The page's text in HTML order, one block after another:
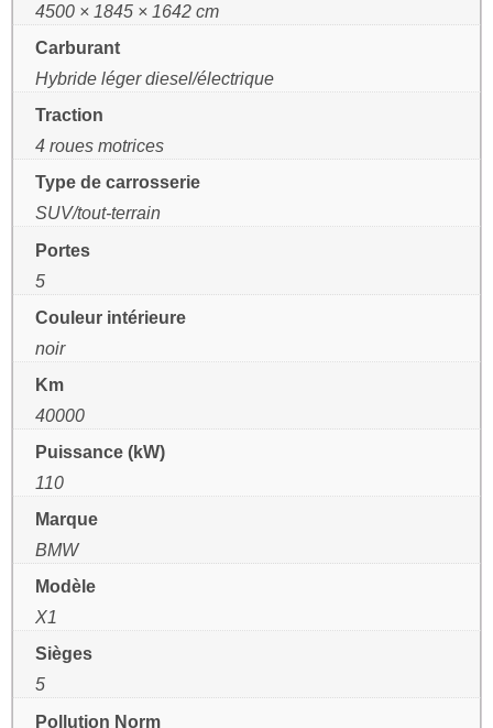
4500 × 1845 × 1642 cm
Carburant
Hybride léger diesel/électrique
Traction
4 roues motrices
Type de carrosserie
SUV/tout-terrain
Portes
5
Couleur intérieure
noir
Km
40000
Puissance (kW)
110
Marque
BMW
Modèle
X1
Sièges
5
Pollution Norm